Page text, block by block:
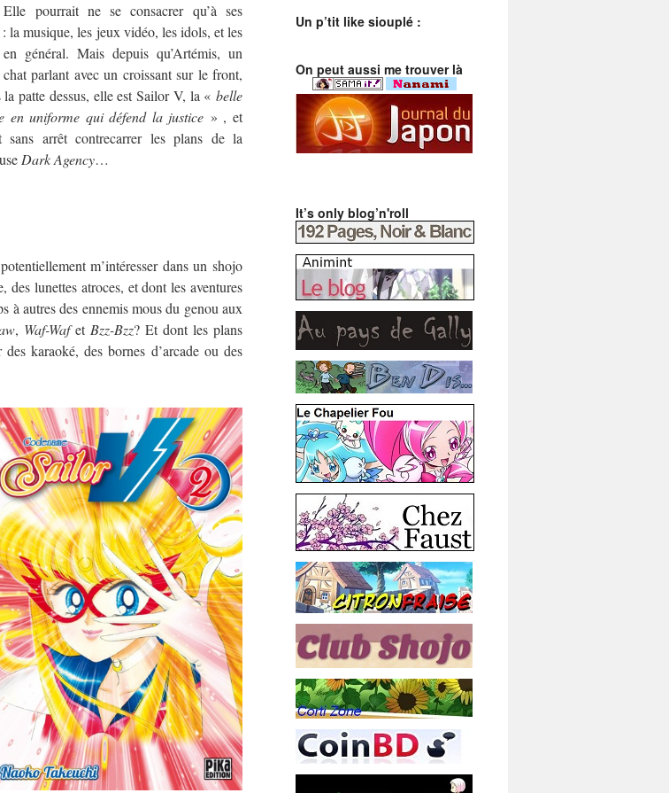
Elle pourrait ne se consacrer qu’à ses
: la musique, les jeux vidéo, les idols, et les
en général. Mais depuis qu’Artémis, un
parlant avec un croissant sur le front,
patte dessus, elle est Sailor V, la « belle
en uniforme qui défend la justice » , et
sans arrêt contrecarrer les plans de la
Dark Agency…
m’intéresser dans un shojo
lunettes atroces, et dont les aventures
à autres des ennemis mous du genou aux
, Waf-Wafet Bzz-Bzz? Et dont les plans
karaoké, des bornes d’arcade ou des
Un p’tit like siouplé :
On peut aussi me trouver là
It’s only blog’n'roll